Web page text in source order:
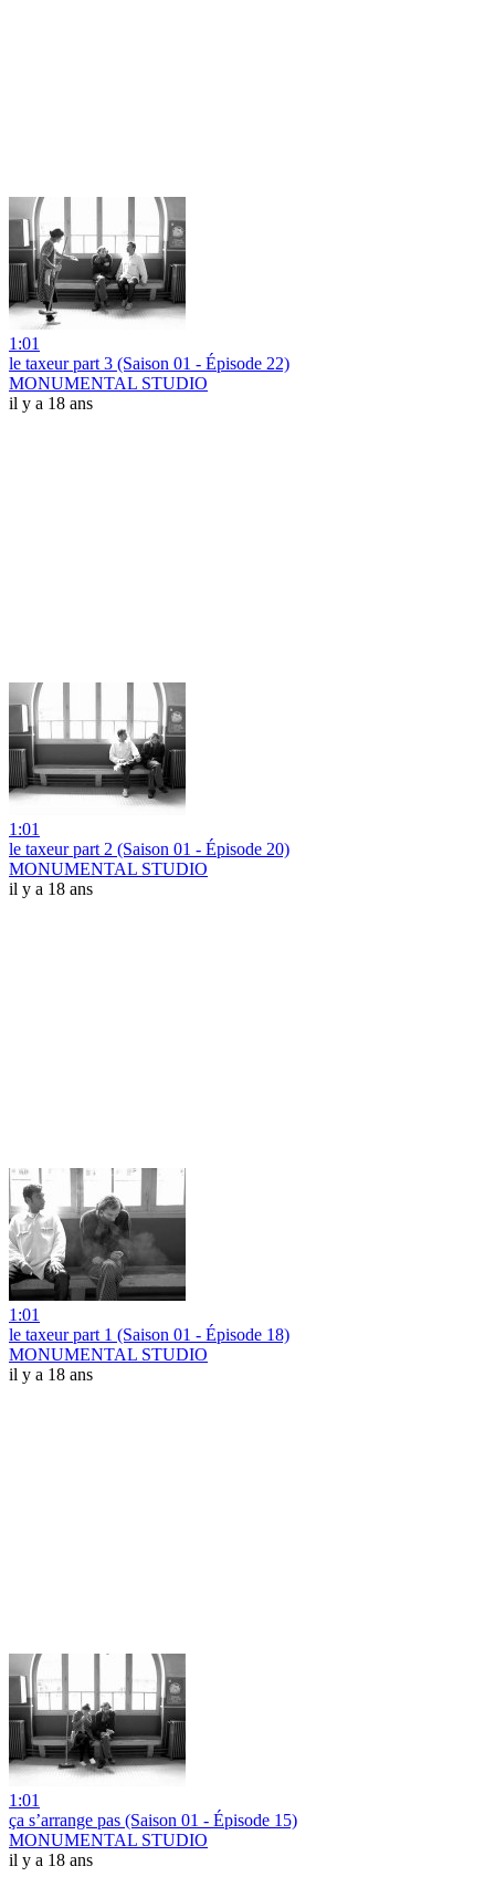
1:01
le taxeur part 3 (Saison 01 - Épisode 22)
MONUMENTAL STUDIO
il y a 18 ans
1:01
le taxeur part 2 (Saison 01 - Épisode 20)
MONUMENTAL STUDIO
il y a 18 ans
1:01
le taxeur part 1 (Saison 01 - Épisode 18)
MONUMENTAL STUDIO
il y a 18 ans
1:01
ça s’arrange pas (Saison 01 - Épisode 15)
MONUMENTAL STUDIO
il y a 18 ans